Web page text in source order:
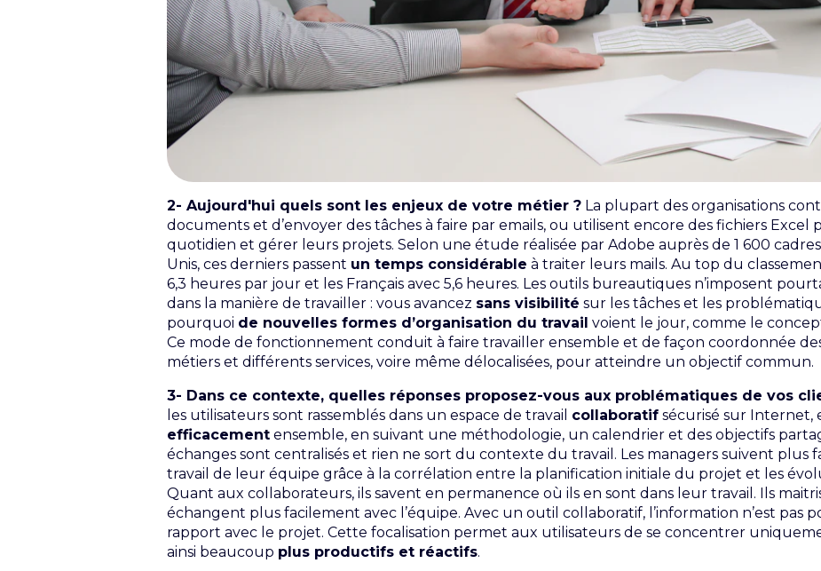
2- Aujourd'hui quels sont les enjeux de votre métier ? La plupart des organisations
documents et d’envoyer des tâches à faire par emails, ou utilisent encore des fichiers
quotidien et gérer leurs projets. Selon une étude réalisée par Adobe auprès de 1 600
Unis, ces derniers passent un temps considérable à traiter leurs mails. Au top du
6,3 heures par jour et les Français avec 5,6 heures. Les outils bureautiques n’imposent
dans la manière de travailler : vous avancez sans visibilité sur les tâches et les
pourquoi de nouvelles formes d’organisation du travail voient le jour, comme le
Ce mode de fonctionnement conduit à faire travailler ensemble et de façon coordonnée
métiers et différents services, voire même délocalisées, pour atteindre un objectif commun.
3- Dans ce contexte, quelles réponses proposez-vous aux problématiques de vos
les utilisateurs sont rassemblés dans un espace de travail collaboratif sécurisé sur
efficacement ensemble, en suivant une méthodologie, un calendrier et des objectifs
échanges sont centralisés et rien ne sort du contexte du travail. Les managers suivent plus
travail de leur équipe grâce à la corrélation entre la planification initiale du projet et les
Quant aux collaborateurs, ils savent en permanence où ils en sont dans leur travail. Ils
échangent plus facilement avec l’équipe. Avec un outil collaboratif, l’information n’est pas
rapport avec le projet. Cette focalisation permet aux utilisateurs de se concentrer
ainsi beaucoup plus productifs et réactifs.